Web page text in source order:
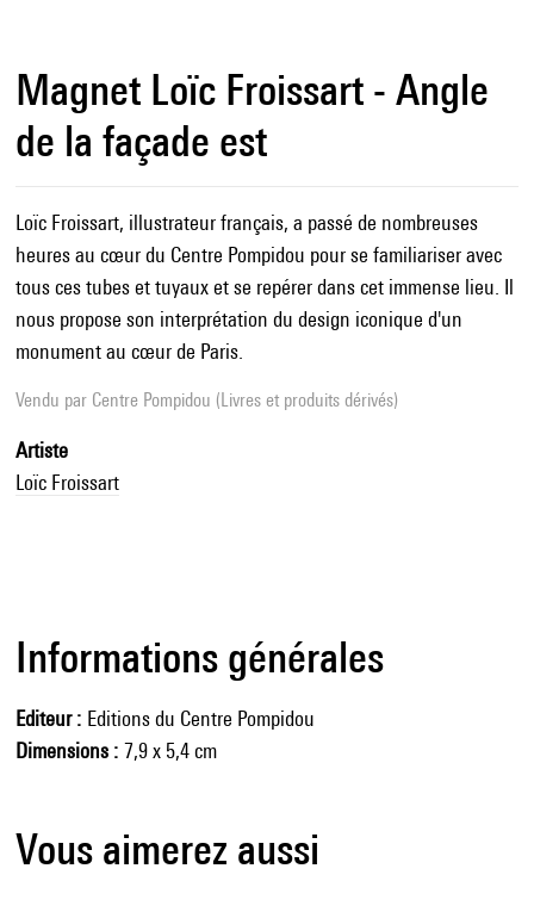
Magnet Loïc Froissart - Angle
de la façade est
Loïc Froissart, illustrateur français, a passé de nombreuses
heures au cœur du Centre Pompidou pour se familiariser avec
tous ces tubes et tuyaux et se repérer dans cet immense lieu. Il
nous propose son interprétation du design iconique d'un
monument au cœur de Paris.
Vendu par Centre Pompidou (Livres et produits dérivés)
Artiste
Loïc Froissart
Informations générales
Editeur
Editions du Centre Pompidou
Dimensions
7,9 x 5,4 cm
Vous aimerez aussi